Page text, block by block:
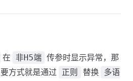
在 非H5端 传参时显示异常，那
方式就是通过
正则 替换 多语